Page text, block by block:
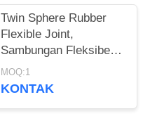
Twin Sphere Rubber
Flexible Joint,
Sambungan Fleksibel
Bellow Expansion Joint
Female
MOQ:1
KONTAK